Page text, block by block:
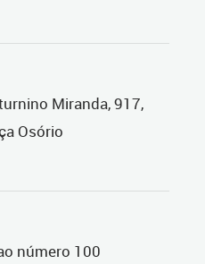
Miranda, 917,
Osório
número 100